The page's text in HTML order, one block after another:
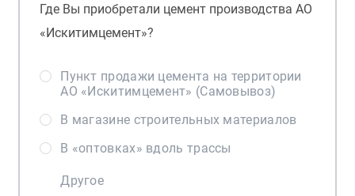
Где Вы приобретали цемент производства АО
«Искитимцемент»?
Пункт продажи цемента на территории
АО «Искитимцемент» (Самовывоз)
В магазине строительных материалов
В «оптовках» вдоль трассы
Другое